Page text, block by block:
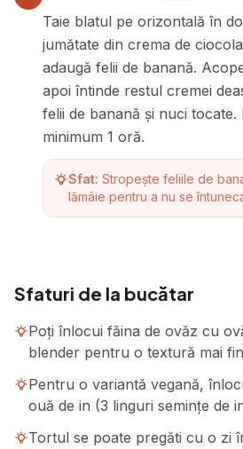
Taie blatul pe orizontală în
jumătate din crema de
adaugă felii de banană.
apoi întinde restul cremei
felii de banană și nuci tocate.
minimum 1 oră.
Sfat: Stropește feliile de
lămâie pentru a nu se
Sfaturi de la bucătar
Poți înlocui făina de ovăz cu
blender pentru o textură mai
Pentru o variantă vegană,
ouă de in (3 linguri semințe de
Tortul se poate pregăti cu o zi